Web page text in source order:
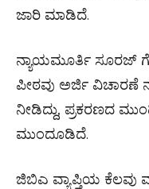
ಜಾರಿ ಮಾಡಿದೆ.
ನ್ಯಾಯಮೂರ್ತಿ ಸೂರಜ್
ಪೀಠವು ಅರ್ಜಿ
ನೀಡಿದ್ದು, ಪ್ರಕರಣದ
ಮುಂದೂಡಿದೆ.
ಜಿಬಿಎ ವ್ಯಾಪ್ತಿಯ